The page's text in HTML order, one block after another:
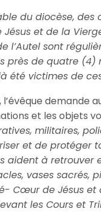
du diocèse,
et de la
l’Autel sont
près de quatre (4)
été victimes de
l’évêque
et les objets
militaires,
et de protéger
aident à
vases sacrés,
Cœur de Jésus
les Cours et